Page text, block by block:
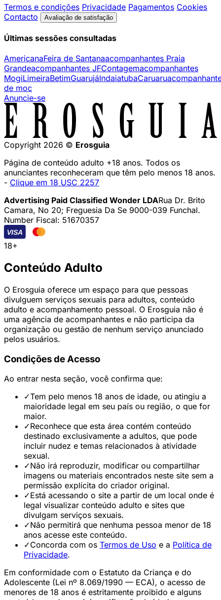
Termos e condições Privacidade Pagamentos Cookies
Contacto
Avaliação de satisfação
Últimas sessões consultadas
AmericanaFeira de Santanaacompanhantes Praia
Grandeacompanhantes JFContagemacompanhantes
MogiLimeiraBetimGuarujáIndaiatubaCaruaru
de moc
Anuncie-se
Copyright 2026 © Erosguia
Página de conteúdo adulto +18 anos. Todos os
anunciantes reconheceram que têm pelo menos 18 anos.
- Clique em 18 USC 2257
Advertising Paid Classified Wonder LDARua Dr. Brito
Camara, No 20; Freguesia Da Se 9000-039 Funchal.
Number Fiscal: 51670357
VISA
18+
Conteúdo Adulto
O Erosguia oferece um espaço para que pessoas
divulguem serviços sexuais para adultos, conteúdo
adulto e acompanhamento pessoal. O Erosguia não é
uma agência de acompanhantes e não participa da
organização ou gestão de nenhum serviço anunciado
pelos usuários.
Condições de Acesso
Ao entrar nesta seção, você confirma que:
✓Tem pelo menos 18 anos de idade, ou atingiu a
maioridade legal em seu país ou região, o que for
maior.
✓Reconhece que esta área contém conteúdo
destinado exclusivamente a adultos, que pode
incluir nudez e temas relacionados à atividade
sexual.
✓Não irá reproduzir, modificar ou compartilhar
imagens ou materiais encontrados neste site sem a
permissão explícita do criador original.
✓Está acessando o site a partir de um local onde é
legal visualizar conteúdo adulto e sites que
divulgam serviços sexuais.
✓Não permitirá que nenhuma pessoa menor de 18
anos acesse este conteúdo.
✓Concorda com os Termos de Uso e a Política de
Privacidade.
Em conformidade com o Estatuto da Criança e do
Adolescente (Lei nº 8.069/1990 — ECA), o acesso de
menores de 18 anos é estritamente proibido e alguns